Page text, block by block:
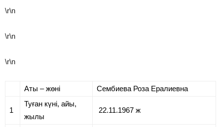
\r\n
\r\n
\r\n
Аты – жөні Сембиева Роза Ералиевна
1
Туған күні, айы,
жылы
22.11.1967 ж